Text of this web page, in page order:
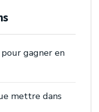
pour gagner en
mettre dans